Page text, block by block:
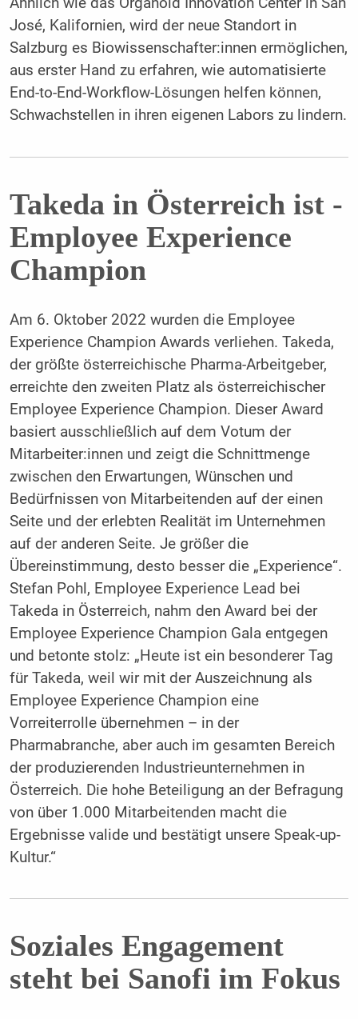
José, Kalifornien, wird der neue Standort in
Salzburg es Biowissenschafter:innen ermöglichen,
aus erster Hand zu erfahren, wie automatisierte
End-to-End-Workflow-Lösungen helfen können,
Schwachstellen in ihren eigenen Labors zu lindern.
Takeda in Österreich ist ­
Employee Experience
Champion
Am 6. Oktober 2022 wurden die Employee
Experience Champion Awards verliehen. ­Takeda,
der größte österreichische Pharma­-Arbeitgeber,
erreichte den zweiten Platz als österreichischer
Employee Experience Champion. Dieser Award
basiert ausschließlich auf dem Votum der
Mitarbeiter:innen und zeigt die Schnittmenge
zwischen den Erwartungen, Wünschen und
Bedürfnissen von Mitarbeitenden auf der einen
Seite und der erlebten Realität im Unternehmen
auf der anderen Seite. Je größer die
Übereinstimmung, desto besser die „Experience“.
Stefan Pohl, Employee Experience Lead bei
Takeda in Österreich, nahm den Award bei der
Employee Experience Champion Gala entgegen
und betonte stolz: „Heute ist ein besonderer Tag
für Takeda, weil wir mit der Auszeichnung als
Employee Experience Champion eine
Vorreiterrolle übernehmen – in der
Pharmabranche, aber auch im gesamten Bereich
der produzierenden Industrieunternehmen in
Österreich. Die hohe Beteiligung an der Befragung
von über 1.000 Mitarbeitenden macht die
Ergebnisse valide und bestätigt unsere Speak-up-
Kultur.“
Soziales Engagement
steht bei Sanofi im Fokus